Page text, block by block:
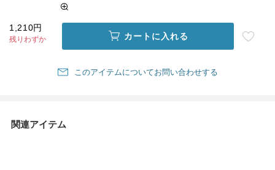
1,210円
残りわずか カートに入れる
このアイテムについてお問い合わせする
関連アイテム